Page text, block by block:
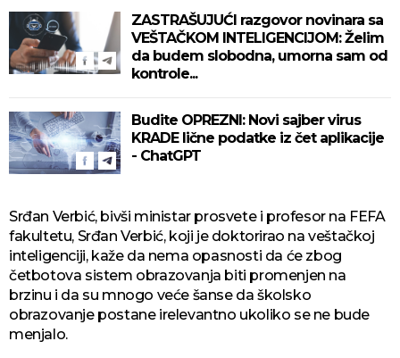
ZASTRAŠUJUĆI razgovor novinara sa
VEŠTAČKOM INTELIGENCIJOM: Želim
da budem slobodna, umorna sam od
kontrole...
Budite OPREZNI: Novi sajber virus
KRADE lične podatke iz čet aplikacije
- ChatGPT
Srđan Verbić, bivši ministar prosvete i profesor na FEFA
fakultetu, Srđan Verbić, koji je doktorirao na veštačkoj
inteligenciji, kaže da nema opasnosti da će zbog
četbotova sistem obrazovanja biti promenjen na
brzinu i da su mnogo veće šanse da školsko
obrazovanje postane irelevantno ukoliko se ne bude
menjalo.